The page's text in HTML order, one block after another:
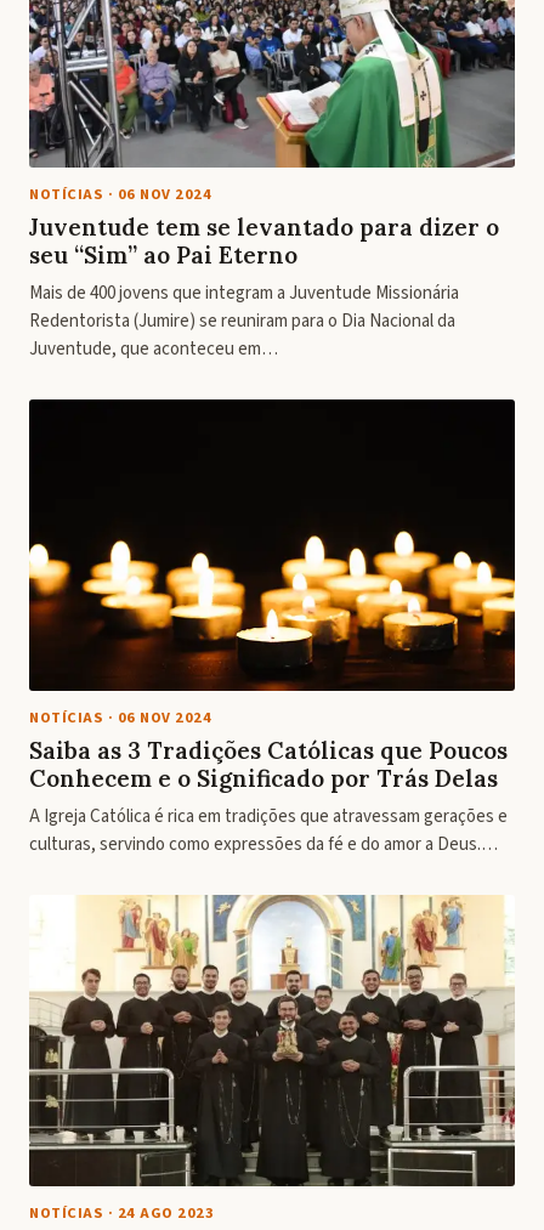
NOTÍCIAS · 06 NOV 2024
Juventude tem se levantado para dizer o
seu “Sim” ao Pai Eterno
Mais de 400 jovens que integram a Juventude Missionária
Redentorista (Jumire) se reuniram para o Dia Nacional da
Juventude, que aconteceu em…
NOTÍCIAS · 06 NOV 2024
Saiba as 3 Tradições Católicas que Poucos
Conhecem e o Significado por Trás Delas
A Igreja Católica é rica em tradições que atravessam gerações e
culturas, servindo como expressões da fé e do amor a Deus.…
NOTÍCIAS · 24 AGO 2023